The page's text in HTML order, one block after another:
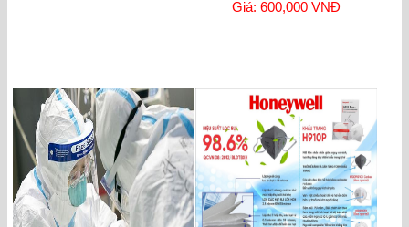
Giá: 600,000 VNĐ